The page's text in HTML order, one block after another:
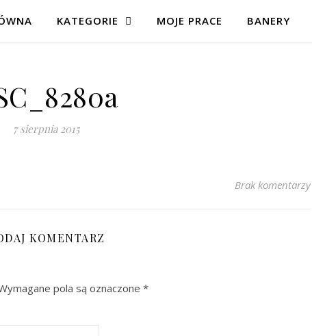
KATEGORIE MOJE PRACE BANERY
7 sierpnia 2015
Brak komentarzy
KOMENTARZ
pola są oznaczone *